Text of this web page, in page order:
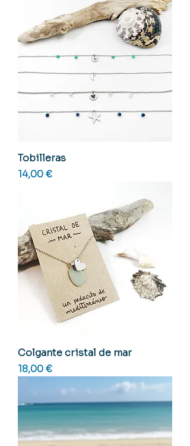
Tobilleras
Precio
14,00 €
Colgante cristal de mar
Precio
18,00 €